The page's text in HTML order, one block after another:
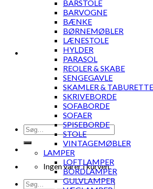
Søg
efter:
Ingen varer i kurven.
Søg
BARSTOLE
BARVOGNE
BÆNKE
BØRNEMØBLER
LÆNESTOLE
HYLDER
PARASOL
REOLER & SKABE
SENGEGAVLE
SKAMLER &
SKRIVEBORDE
SOFABORDE
SOFAER
SPISEBORDE
STOLE
VINTAGEMØBLER
LAMPER
LOFTLAMPER
BORDLAMPER
GULVLAMPER